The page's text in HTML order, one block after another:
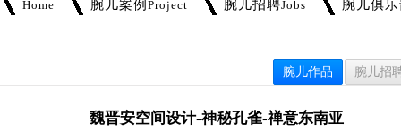
Home 腕儿案例 Project 腕儿招聘Jobs 腕儿俱
腕儿作品 腕儿招
魏晋安空间设计-神秘孔雀-禅意东南亚